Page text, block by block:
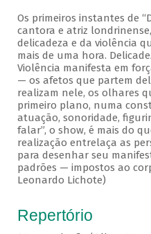
Os primeiros instantes de
cantora e atriz
delicadeza e da violência
mais de uma hora.
Violência manifesta em
— os afetos que partem
realizam nele, os olhares
primeiro plano, numa
atuação, sonoridade,
falar”, o show, é mais do
realização entrelaça as
para desenhar seu
padrões — impostos ao
Leonardo Lichote)
Repertório